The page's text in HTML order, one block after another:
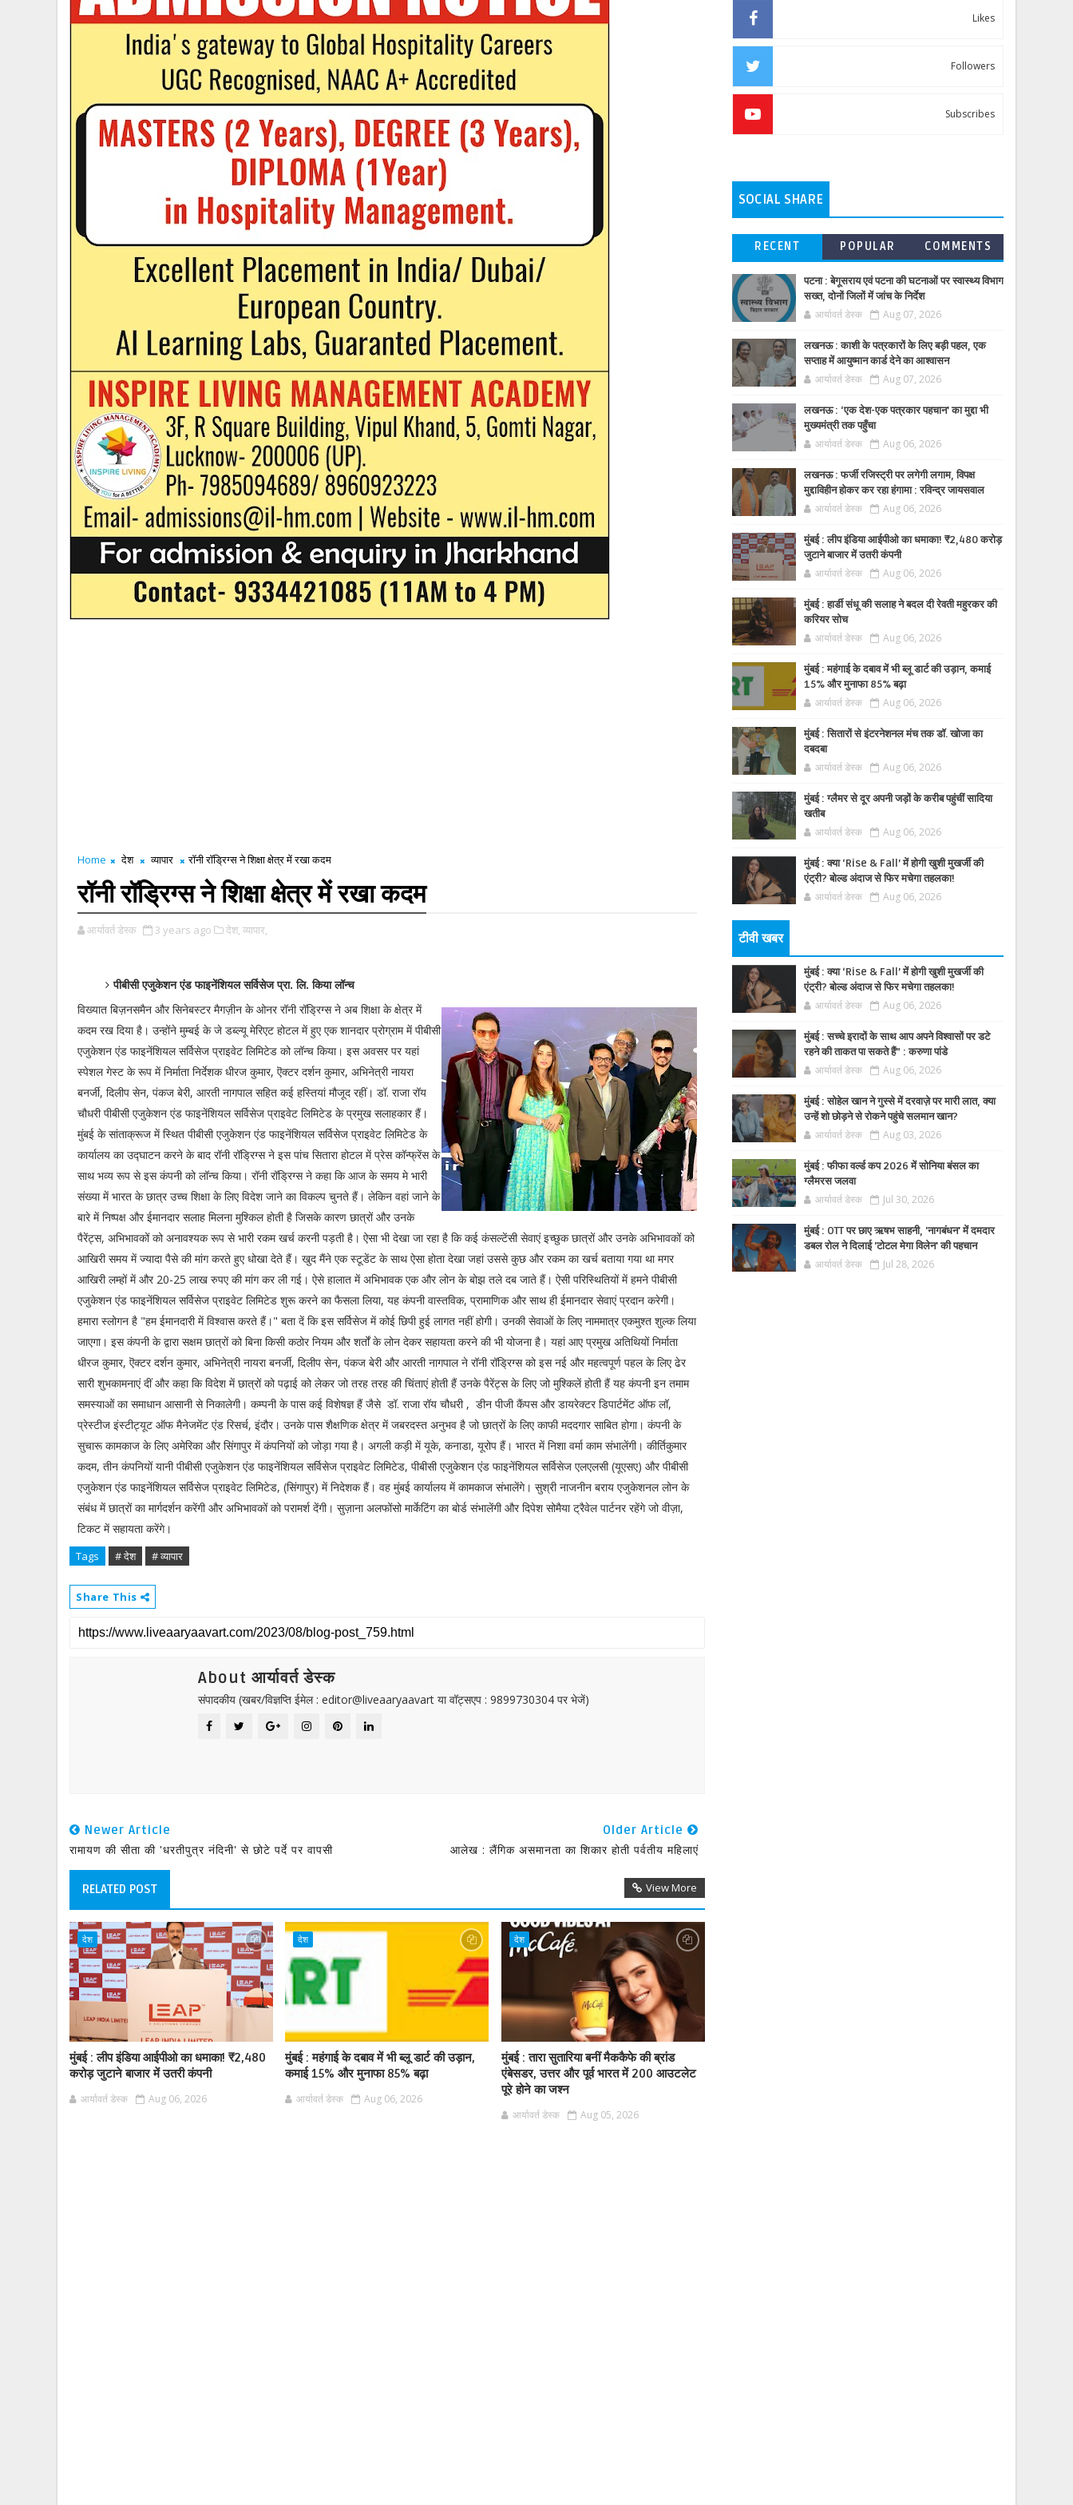
Home देश व्यापार रॉनी रॉड्रिग्स ने शिक्षा क्षेत्र में रखा कदम
रॉनी रॉड्रिग्स ने शिक्षा क्षेत्र में रखा कदम
आर्यावर्त डेस्क 3 years ago देश, व्यापार,
पीबीसी एजुकेशन एंड फाइनेंशियल सर्विसेज प्रा. लि. किया लॉन्च
विख्यात बिज़नसमैन और सिनेबस्टर मैगज़ीन के ओनर रॉनी रॉड्रिग्स ने अब शिक्षा के क्षेत्र में
कदम रख दिया है। उन्होंने मुम्बई के जे डब्ल्यू मेरिएट होटल में हुए एक शानदार प्रोग्राम में पीबीसी
एजुकेशन एंड फाइनेंशियल सर्विसेज प्राइवेट लिमिटेड को लॉन्च किया। इस अवसर पर यहां
स्पेशल गेस्ट के रूप में निर्माता निर्देशक धीरज कुमार, ऎक्टर दर्शन कुमार, अभिनेत्री नायरा
बनर्जी, दिलीप सेन, पंकज बेरी, आरती नागपाल सहित कई हस्तियां मौजूद रहीं। डॉ. राजा रॉय
चौधरी पीबीसी एजुकेशन एंड फाइनेंशियल सर्विसेज प्राइवेट लिमिटेड के प्रमुख सलाहकार हैं।
मुंबई के सांताक्रूज में स्थित पीबीसी एजुकेशन एंड फाइनेंशियल सर्विसेज प्राइवेट लिमिटेड के
कार्यालय का उद्घाटन करने के बाद रॉनी रॉड्रिग्स ने इस पांच सितारा होटल में प्रेस कॉन्फ्रेंस के
साथ भव्य रूप से इस कंपनी को लॉन्च किया। रॉनी रॉड्रिग्स ने कहा कि आज के समय मे भारी
संख्या में भारत के छात्र उच्च शिक्षा के लिए विदेश जाने का विकल्प चुनते हैं। लेकिन वहां जाने के
बारे में निष्पक्ष और ईमानदार सलाह मिलना मुश्किल होती है जिसके कारण छात्रों और उनके
पैरेंट्स, अभिभावकों को अनावश्यक रूप से भारी रकम खर्च करनी पड़ती है। ऐसा भी देखा जा रहा है कि कई कंसल्टेंसी सेवाएं इच्छुक छात्रों और उनके अभिभावकों को
आखिरी समय में ज्यादा पैसे की मांग करते हुए धोखा देते हैं। खुद मैंने एक स्टूडेंट के साथ ऐसा होता देखा जहां उससे कुछ और रकम का खर्च बताया गया था मगर
आखिरी लम्हों में और 20-25 लाख रुपए की मांग कर ली गई। ऐसे हालात में अभिभावक एक और लोन के बोझ तले दब जाते हैं। ऐसी परिस्थितियों में हमने पीबीसी
एजुकेशन एंड फाइनेंशियल सर्विसेज प्राइवेट लिमिटेड शुरू करने का फैसला लिया, यह कंपनी वास्तविक, प्रामाणिक और साथ ही ईमानदार सेवाएं प्रदान करेगी।
हमारा स्लोगन है "हम ईमानदारी में विश्वास करते हैं।" बता दें कि इस सर्विसेज में कोई छिपी हुई लागत नहीं होगी। उनकी सेवाओं के लिए नाममात्र एकमुश्त शुल्क लिया
जाएगा। इस कंपनी के द्वारा सक्षम छात्रों को बिना किसी कठोर नियम और शर्तों के लोन देकर सहायता करने की भी योजना है। यहां आए प्रमुख अतिथियों निर्माता
धीरज कुमार, ऎक्टर दर्शन कुमार, अभिनेत्री नायरा बनर्जी, दिलीप सेन, पंकज बेरी और आरती नागपाल ने रॉनी रॉड्रिग्स को इस नई और महत्वपूर्ण पहल के लिए ढेर
सारी शुभकामनाएं दीं और कहा कि विदेश में छात्रों को पढ़ाई को लेकर जो तरह तरह की चिंताएं होती हैं उनके पैरेंट्स के लिए जो मुश्किलें होती हैं यह कंपनी इन तमाम
समस्याओं का समाधान आसानी से निकालेगी। कम्पनी के पास कई विशेषज्ञ हैं जैसे डॉ. राजा रॉय चौधरी , डीन पीजी कैंपस और डायरेक्टर डिपार्टमेंट ऑफ लॉ,
प्रेस्टीज इंस्टीट्यूट ऑफ मैनेजमेंट एंड रिसर्च, इंदौर। उनके पास शैक्षणिक क्षेत्र में जबरदस्त अनुभव है जो छात्रों के लिए काफी मददगार साबित होगा। कंपनी के
सुचारू कामकाज के लिए अमेरिका और सिंगापुर में कंपनियों को जोड़ा गया है। अगली कड़ी में यूके, कनाडा, यूरोप हैं। भारत में निशा वर्मा काम संभालेंगी। कीर्तिकुमार
कदम, तीन कंपनियों यानी पीबीसी एजुकेशन एंड फाइनेंशियल सर्विसेज प्राइवेट लिमिटेड, पीबीसी एजुकेशन एंड फाइनेंशियल सर्विसेज एलएलसी (यूएसए) और पीबीसी
एजुकेशन एंड फाइनेंशियल सर्विसेज प्राइवेट लिमिटेड, (सिंगापुर) में निदेशक हैं। वह मुंबई कार्यालय में कामकाज संभालेंगे। सुश्री नाजनीन बराय एजुकेशनल लोन के
संबंध में छात्रों का मार्गदर्शन करेंगी और अभिभावकों को परामर्श देंगी। सुज़ाना अलफोंसो मार्केटिंग का बोर्ड संभालेंगी और दिपेश सोमैया ट्रैवेल पार्टनर रहेंगे जो वीज़ा,
टिकट में सहायता करेंगे।
Tags # देश # व्यापार
Share This
About आर्यावर्त डेस्क
संपादकीय (खबर/विज्ञप्ति ईमेल : editor@liveaaryaavart या वॉट्सएप : 9899730304 पर भेजें)
Newer Article
रामायण की सीता की 'धरतीपुत्र नंदिनी' से छोटे पर्दे पर वापसी
Older Article
आलेख : लैंगिक असमानता का शिकार होती पर्वतीय महिलाएं
RELATED POST View More
देश
मुंबई : लीप इंडिया आईपीओ का धमाका! ₹2,480
करोड़ जुटाने बाजार में उतरी कंपनी
आर्यावर्त डेस्क Aug 06, 2026
देश
मुंबई : महंगाई के दबाव में भी ब्लू डार्ट की उड़ान,
कमाई 15% और मुनाफा 85% बढ़ा
आर्यावर्त डेस्क Aug 06, 2026
देश
मुंबई : तारा सुतारिया बनीं मैककैफे की ब्रांड
एंबेसडर, उत्तर और पूर्व भारत में 200 आउटलेट
पूरे होने का जश्न
आर्यावर्त डेस्क Aug 05, 2026
Likes
Followers
Subscribes
SOCIAL SHARE
RECENT POPULAR COMMENTS
पटना : बेगूसराय एवं पटना की घटनाओं पर स्वास्थ्य विभाग
सख्त, दोनों जिलों में जांच के निर्देश
आर्यावर्त डेस्क Aug 07, 2026
लखनऊ : काशी के पत्रकारों के लिए बड़ी पहल, एक
सप्ताह में आयुष्मान कार्ड देने का आश्वासन
आर्यावर्त डेस्क Aug 07, 2026
लखनऊ : ‘एक देश-एक पत्रकार पहचान’ का मुद्दा भी
मुख्यमंत्री तक पहुँचा
आर्यावर्त डेस्क Aug 06, 2026
लखनऊ : फर्जी रजिस्ट्री पर लगेगी लगाम, विपक्ष
मुद्दाविहीन होकर कर रहा हंगामा : रविन्द्र जायसवाल
आर्यावर्त डेस्क Aug 06, 2026
मुंबई : लीप इंडिया आईपीओ का धमाका! ₹2,480 करोड़
जुटाने बाजार में उतरी कंपनी
आर्यावर्त डेस्क Aug 06, 2026
मुंबई : हार्डी संधू की सलाह ने बदल दी रेवती महुरकर की
करियर सोच
आर्यावर्त डेस्क Aug 06, 2026
मुंबई : महंगाई के दबाव में भी ब्लू डार्ट की उड़ान, कमाई
15% और मुनाफा 85% बढ़ा
आर्यावर्त डेस्क Aug 06, 2026
मुंबई : सितारों से इंटरनेशनल मंच तक डॉ. खोजा का
दबदबा
आर्यावर्त डेस्क Aug 06, 2026
मुंबई : ग्लैमर से दूर अपनी जड़ों के करीब पहुंचीं सादिया
खतीब
आर्यावर्त डेस्क Aug 06, 2026
मुंबई : क्या ‘Rise & Fall’ में होगी खुशी मुखर्जी की
एंट्री? बोल्ड अंदाज से फिर मचेगा तहलका!
आर्यावर्त डेस्क Aug 06, 2026
टीवी खबर
मुंबई : क्या ‘Rise & Fall’ में होगी खुशी मुखर्जी की
एंट्री? बोल्ड अंदाज से फिर मचेगा तहलका!
आर्यावर्त डेस्क Aug 06, 2026
मुंबई : सच्चे इरादों के साथ आप अपने विश्वासों पर डटे
रहने की ताकत पा सकते हैं” : करुणा पांडे
आर्यावर्त डेस्क Aug 06, 2026
मुंबई : सोहेल खान ने गुस्से में दरवाज़े पर मारी लात, क्या
उन्हें शो छोड़ने से रोकने पहुंचे सलमान खान?
आर्यावर्त डेस्क Aug 03, 2026
मुंबई : फीफा वर्ल्ड कप 2026 में सोनिया बंसल का
ग्लैमरस जलवा
आर्यावर्त डेस्क Jul 30, 2026
मुंबई : OTT पर छाए ऋषभ साहनी, 'नागबंधन' में दमदार
डबल रोल ने दिलाई 'टोटल मेगा विलेन' की पहचान
आर्यावर्त डेस्क Jul 28, 2026